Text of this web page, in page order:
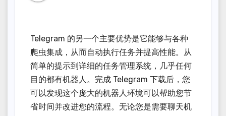
Telegram 的另一个主要优势是它能够与各种
爬虫集成，从而自动执行任务并提高性能。从
简单的提示到详细的任务管理系统，几乎任何
目的都有机器人。完成 Telegram 下载后，您
可以发现这个庞大的机器人环境可以帮助您节
省时间并改进您的流程。无论您是需要聊天机